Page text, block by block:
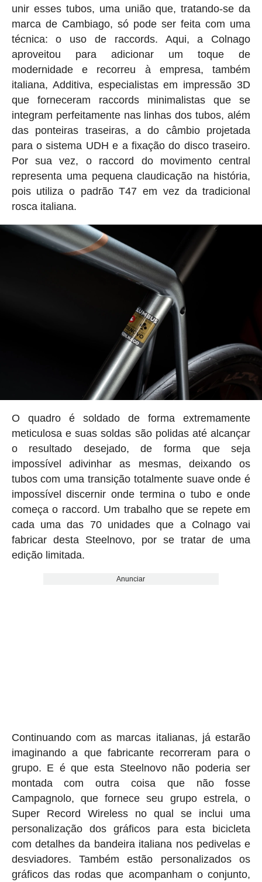
unir esses tubos, uma união que, tratando-se da
marca de Cambiago, só pode ser feita com uma
técnica: o uso de raccords. Aqui, a Colnago
aproveitou para adicionar um toque de
modernidade e recorreu à empresa, também
italiana, Additiva, especialistas em impressão 3D
que forneceram raccords minimalistas que se
integram perfeitamente nas linhas dos tubos, além
das ponteiras traseiras, a do câmbio projetada
para o sistema UDH e a fixação do disco traseiro.
Por sua vez, o raccord do movimento central
representa uma pequena claudicação na história,
pois utiliza o padrão T47 em vez da tradicional
rosca italiana.
O quadro é soldado de forma extremamente
meticulosa e suas soldas são polidas até alcançar
o resultado desejado, de forma que seja
impossível adivinhar as mesmas, deixando os
tubos com uma transição totalmente suave onde é
impossível discernir onde termina o tubo e onde
começa o raccord. Um trabalho que se repete em
cada uma das 70 unidades que a Colnago vai
fabricar desta Steelnovo, por se tratar de uma
edição limitada.
Anunciar
Continuando com as marcas italianas, já estarão
imaginando a que fabricante recorreram para o
grupo. E é que esta Steelnovo não poderia ser
montada com outra coisa que não fosse
Campagnolo, que fornece seu grupo estrela, o
Super Record Wireless no qual se inclui uma
personalização dos gráficos para esta bicicleta
com detalhes da bandeira italiana nos pedivelas e
desviadores. Também estão personalizados os
gráficos das rodas que acompanham o conjunto,